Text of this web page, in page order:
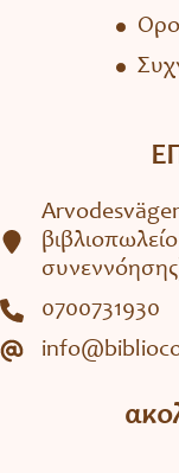
0700731930